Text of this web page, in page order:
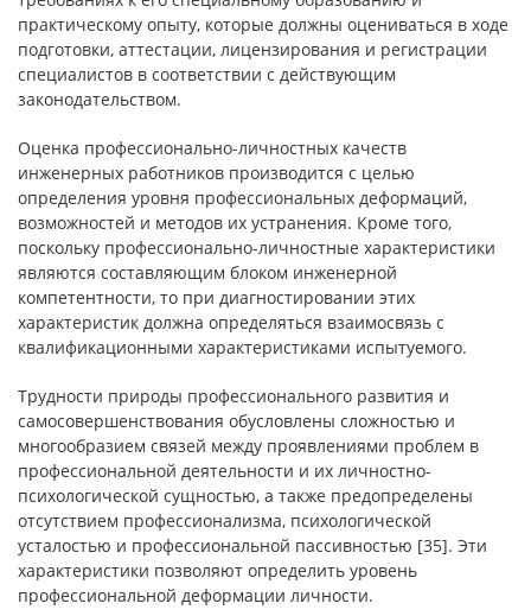
практическому опыту, которые должны оцениваться в ходе
подготовки, аттестации, лицензирования и регистрации
специалистов в соответствии с действующим
законодательством.
Оценка профессионально-личностных качеств
инженерных работников производится с целью
определения уровня профессиональных деформаций,
возможностей и методов их устранения. Кроме того,
поскольку профессионально-личностные характеристики
являются составляющим блоком инженерной
компетентности, то при диагностировании этих
характеристик должна определяться взаимосвязь с
квалификационными характеристиками испытуемого.
Трудности природы профессионального развития и
самосовершенствования обусловлены сложностью и
многообразием связей между проявлениями проблем в
профессиональной деятельности и их личностно-
психологической сущностью, а также предопределены
отсутствием профессионализма, психологической
усталостью и профессиональной пассивностью [35]. Эти
характеристики позволяют определить уровень
профессиональной деформации личности.